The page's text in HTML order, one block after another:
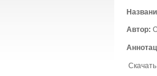
Автор: